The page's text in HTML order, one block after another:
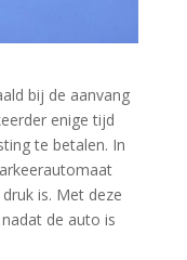
bij de aanvang
enige tijd
te betalen. In
is. Met deze
de auto is